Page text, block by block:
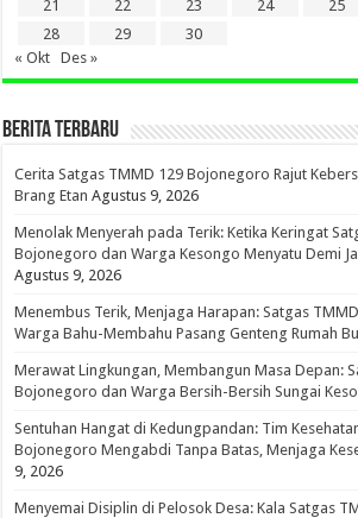
21
22 23 24 25
28
29
30
« Okt
Des »
BERITA TERBARU
Cerita Satgas TMMD 129 Bojonegoro Rajut
Brang Etan Agustus 9, 2026
Menolak Menyerah pada Terik: Ketika Keringat
Bojonegoro dan Warga Kesongo Menyatu Demi
Agustus 9, 2026
Menembus Terik, Menjaga Harapan: Satgas
Warga Bahu-Membahu Pasang Genteng Rumah
Merawat Lingkungan, Membangun Masa Depan:
Bojonegoro dan Warga Bersih-Bersih Sungai
Sentuhan Hangat di Kedungpandan: Tim
Bojonegoro Mengabdi Tanpa Batas, Menjaga
9, 2026
Menyemai Disiplin di Pelosok Desa: Kala Satgas